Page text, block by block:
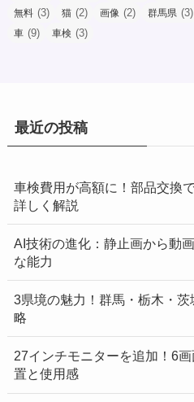
無料 (3) 猫 (2) 画像 (2) 群馬県 (3)
車 (9) 車検 (3)
最近の投稿
車検費用が高額に！部品交換
詳しく解説
AI技術の進化：静止画から動
な能力
3県境の魅力！群馬・栃木・
略
27インチモニターを追加！6
置と使用感